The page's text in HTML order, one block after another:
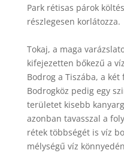
Park rétisas párok
részlegesen korlátozza.
Tokaj, a maga
kifejezetten bőkezű a
Bodrog a Tiszába, a
Bodrogköz pedig egy
területet kisebb
azonban tavasszal a
rétek többségét is víz
mélységű víz